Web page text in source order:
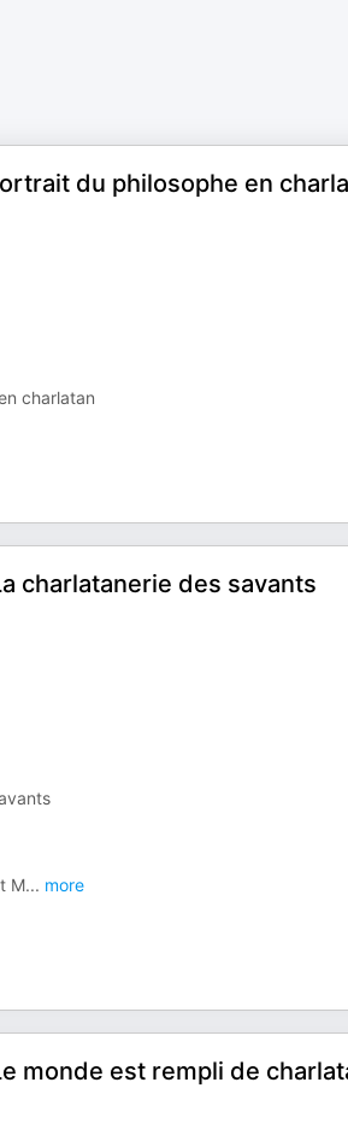
du philosophe en
charlatan
charlatanerie des savants
M... more
monde est rempli de